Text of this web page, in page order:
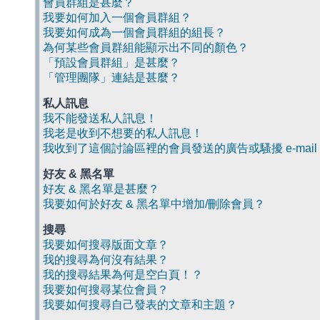
會員群組是甚麼？
我要如何加入一個會員群組？
我要如何成為一個會員群組的組長？
為何某些會員群組能顯示出不同的顏色？
「預設會員群組」是甚麼？
「管理團隊」連結是甚麼？
私人訊息
我不能發送私人訊息！
我老是收到不想要的私人訊息！
我收到了這個討論區裡的會員發送的廣告或騷擾 e-mail
好友 & 黑名單
好友 & 黑名單是甚麼？
我要如何於好友 & 黑名單中增加/刪除會員？
搜尋
我要如何搜尋版面文章？
我的搜尋為何沒有結果？
我的搜尋結果為何是空白頁！？
我要如何搜尋某位會員？
我要如何搜尋自己發表的文章和主題？